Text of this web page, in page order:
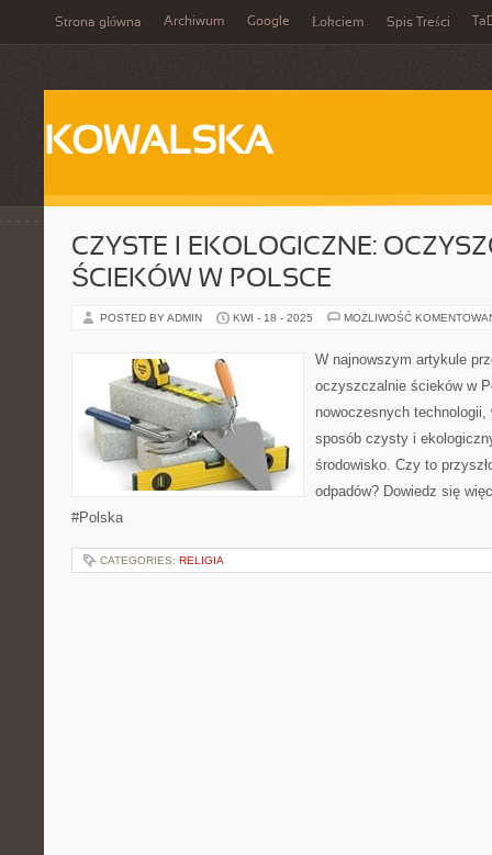
Strona główna Archiwum Google Łokciem Spis Treści
KOWALSKA
CZYSTE I EKOLOGICZNE:
ŚCIEKÓW W POLSCE
POSTED BY ADMIN KWI - 18 - 2025 MOŻLIWOŚĆ
W najnowszym artykule
oczyszczalnie ścieków w
nowoczesnych
sposób czysty i
środowisko. Czy to
odpadów? Dowiedz się
#Polska
CATEGORIES: RELIGIA